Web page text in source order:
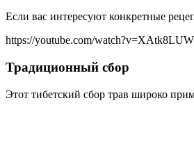
Если вас интересуют конкретные
https://youtube.com/
Традиционный сбор
Этот тибетский сбор трав широко